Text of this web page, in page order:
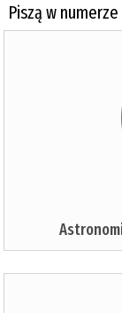
Piszą w numerze